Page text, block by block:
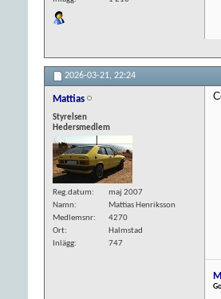
2026-03-21, 22:24
Mattias
Styrelsen
Hedersmedlem
Reg.datum
maj 2007
Namn
Mattias Henriksson
Medlemsnr
4270
Ort
Halmstad
Inlägg
747